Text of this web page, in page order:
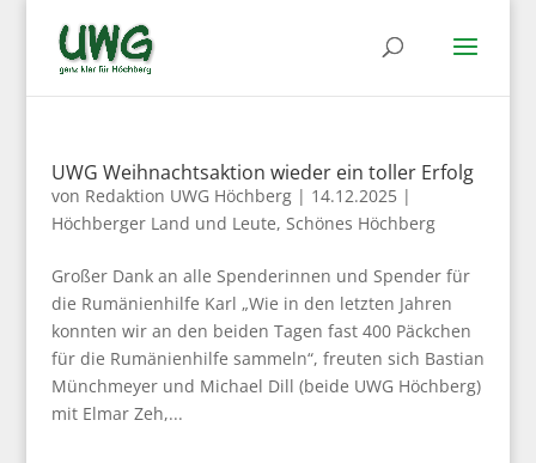
UWG Weihnachtsaktion wieder ein toller Erfolg
von Redaktion UWG Höchberg| 14.12.2025|
Höchberger Land und Leute, Schönes Höchberg
Großer Dank an alle Spenderinnen und Spender für
die Rumänienhilfe Karl „Wie in den letzten Jahren
konnten wir an den beiden Tagen fast 400 Päckchen
für die Rumänienhilfe sammeln“, freuten sich Bastian
Münchmeyer und Michael Dill (beide UWG Höchberg)
mit Elmar Zeh,...